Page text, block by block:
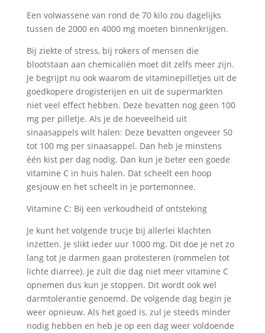
Een volwassene van rond de 70 kilo zou dagelijks
tussen de 2000 en 4000 mg moeten binnenkrijgen.
Bij ziekte of stress, bij rokers of mensen die
blootstaan aan chemicaliën moet dit zelfs meer zijn.
Je begrijpt nu ook waarom de vitaminepilletjes uit de
goedkopere drogisterijen en uit de supermarkten
niet veel effect hebben. Deze bevatten nog geen 100
mg per pilletje. Als je de hoeveelheid uit
sinaasappels wilt halen: Deze bevatten ongeveer 50
tot 100 mg per sinaasappel. Dan heb je minstens
één kist per dag nodig. Dan kun je beter een goede
vitamine C in huis halen. Dat scheelt een hoop
gesjouw en het scheelt in je portemonnee.
Vitamine C: Bij een verkoudheid of ontsteking
Je kunt het volgende trucje bij allerlei klachten
inzetten. Je slikt ieder uur 1000 mg. Dit doe je net zo
lang tot je darmen gaan protesteren (rommelen tot
lichte diarree). Je zult die dag niet meer vitamine C
opnemen dus kun je stoppen. Dit wordt ook wel
darmtolerantie genoemd. De volgende dag begin je
weer opnieuw. Als het goed is, zul je steeds minder
nodig hebben en heb je op een dag weer voldoende